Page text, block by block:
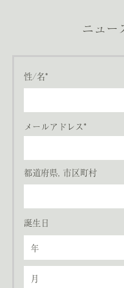
ニュー
性/名*
メールアドレス*
都道府県, 市区町村
誕生日